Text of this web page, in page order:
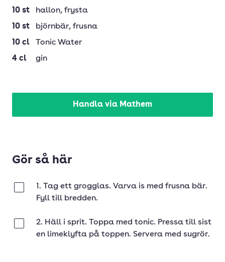
10 st hallon, frysta
10 st björnbär, frusna
10 cl
Tonic Water
4 cl gin
Handla via Mathem
Gör så här
1. Tag ett grogglas. Varva is med frusna bär.
Fyll till bredden.
2. Häll i sprit. Toppa med tonic. Pressa till sist
en limeklyfta på toppen. Servera med sugrör.